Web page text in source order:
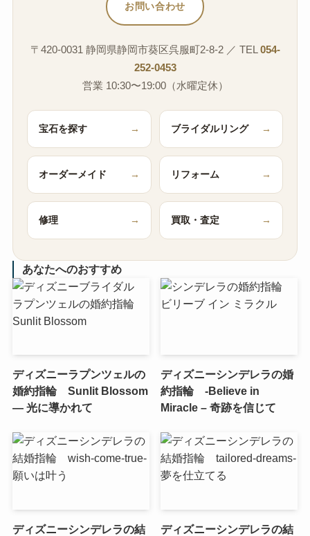
お問い合わせ
〒420-0031 静岡県静岡市葵区呉服町2-8-2 ／ TEL 054-
252-0453
営業 10:30〜19:00（水曜定休）
宝石を探す → ブライダルリング →
オーダーメイド → リフォーム →
修理 → 買取・査定 →
あなたへのおすすめ
ディズニーラプンツェルの
婚約指輪 Sunlit Blossom
― 光に導かれて
ディズニーシンデレラの婚
約指輪 -Believe in
Miracle – 奇跡を信じて
ディズニーシンデレラの結
ディズニーシンデレラの結